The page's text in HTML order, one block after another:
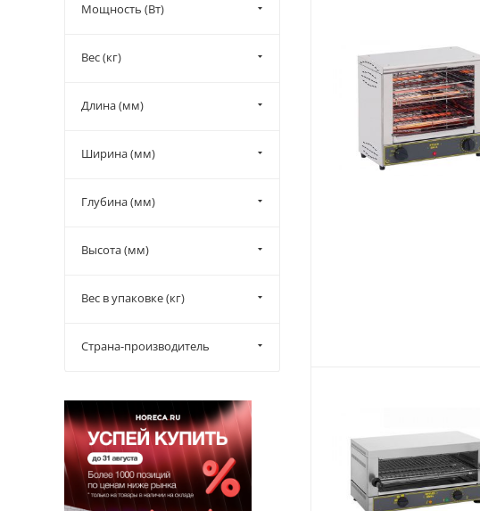
Мощность (Вт)
Вес (кг)
Длина (мм)
Ширина (мм)
Глубина (мм)
Высота (мм)
Вес в упаковке (кг)
Страна-производитель